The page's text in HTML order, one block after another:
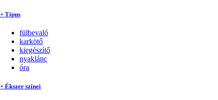
+ Típus
fülbevaló
karkötő
kiegészítő
nyaklánc
óra
+ Ékszer színei